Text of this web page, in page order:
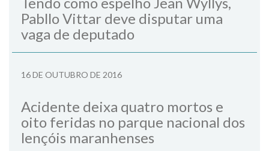
Pabllo Vittar deve disputar uma
vaga de deputado
16 DE OUTUBRO DE 2016
Acidente deixa quatro mortos e
oito feridas no parque nacional dos
lençóis maranhenses